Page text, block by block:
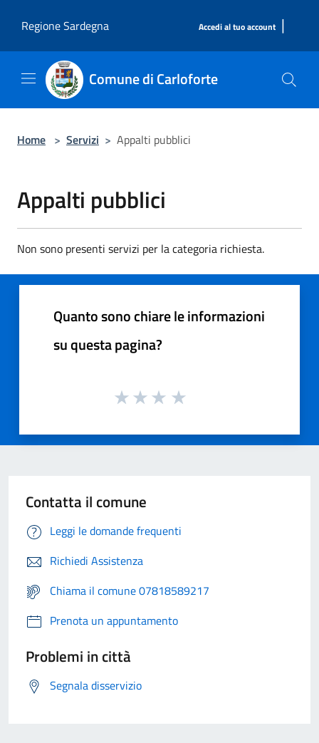
Regione Sardegna
Accedi al tuo account |
Comune di Carloforte
Home > Servizi > Appalti pubblici
Appalti pubblici
Non sono presenti servizi per la categoria richiesta.
Quanto sono chiare le informazioni
su questa pagina?
Contatta il comune
Leggi le domande frequenti
Richiedi Assistenza
Chiama il comune 07818589217
Prenota un appuntamento
Problemi in città
Segnala disservizio